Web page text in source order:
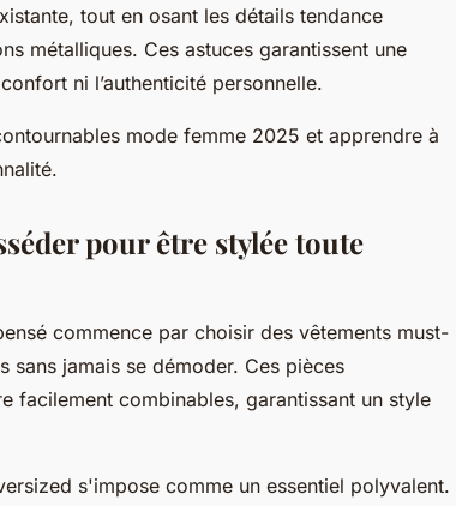
tout en osant les détails tendance
métalliques. Ces astuces garantissent une
ni l’authenticité personnelle.
mode femme 2025 et apprendre à
pour être stylée toute
commence par choisir des vêtements must-
sans jamais se démoder. Ces pièces
facilement combinables, garantissant un style
s'impose comme un essentiel polyvalent.